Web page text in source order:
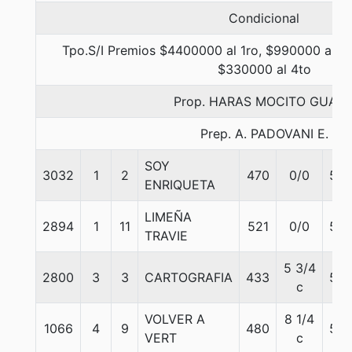
Condicional
Tpo.S/I Premios $4400000 al 1ro, $990000 al
$330000 al 4to
Prop. HARAS MOCITO
Prep. A. PADOVANI E.
3032 1 2
SOY
ENRIQUETA
470 0/0 55
2894 1 11
LIMEÑA
TRAVIE
521 0/0 55
2800 3 3 CARTOGRAFIA 433
5 3/4
c
55
1066 4 9
VOLVER A
VERT
480
8 1/4
c
56